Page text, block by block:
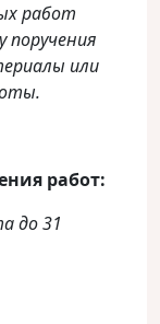
работ
поручения
или
работ:
до 31